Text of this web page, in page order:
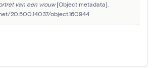
van een vrouw [Object metadata].
20.500.14037/object.160944